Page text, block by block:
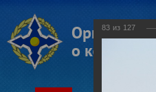
83 из 127